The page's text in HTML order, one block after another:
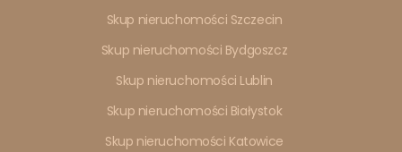
Skup nieruchomości Szczecin
Skup nieruchomości Bydgoszcz
Skup nieruchomości Lublin
Skup nieruchomości Białystok
Skup nieruchomości Katowice